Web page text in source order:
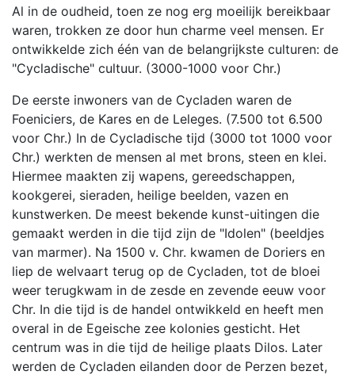
Al in de oudheid, toen ze nog erg moeilijk bereikbaar
waren, trokken ze door hun charme veel mensen. Er
ontwikkelde zich één van de belangrijkste culturen: de
"Cycladische" cultuur. (3000-1000 voor Chr.)
De eerste inwoners van de Cycladen waren de
Foeniciers, de Kares en de Leleges. (7.500 tot 6.500
voor Chr.) In de Cycladische tijd (3000 tot 1000 voor
Chr.) werkten de mensen al met brons, steen en klei.
Hiermee maakten zij wapens, gereedschappen,
kookgerei, sieraden, heilige beelden, vazen en
kunstwerken. De meest bekende kunst-uitingen die
gemaakt werden in die tijd zijn de "Idolen" (beeldjes
van marmer). Na 1500 v. Chr. kwamen de Doriers en
liep de welvaart terug op de Cycladen, tot de bloei
weer terugkwam in de zesde en zevende eeuw voor
Chr. In die tijd is de handel ontwikkeld en heeft men
overal in de Egeische zee kolonies gesticht. Het
centrum was in die tijd de heilige plaats Dilos. Later
werden de Cycladen eilanden door de Perzen bezet,